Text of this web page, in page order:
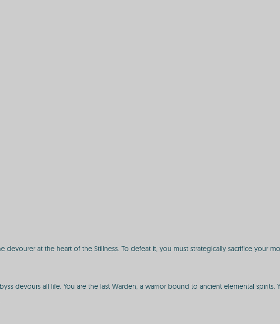
at the heart of the Stillness. To defeat it, you must strategically sacrifice your
devours all life. You are the last Warden, a warrior bound to ancient elemental